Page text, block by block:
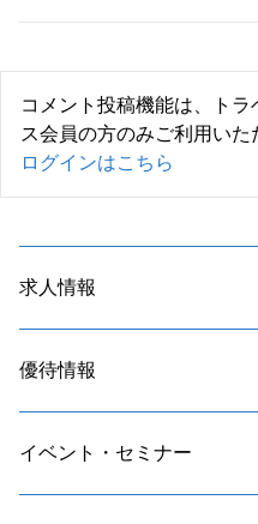
コメント投稿機能は、ト
ス会員の方のみご利用いた
ログインはこちら
求人情報
優待情報
イベント・セミナー